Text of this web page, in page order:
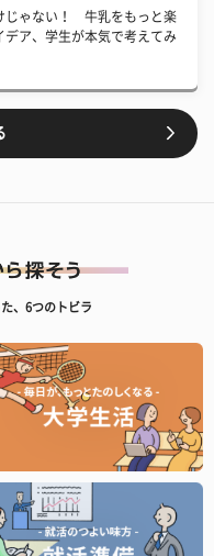
じゃない！ 牛乳をもっと楽
デア、学生が本気で考えてみ
、6つのトビラ